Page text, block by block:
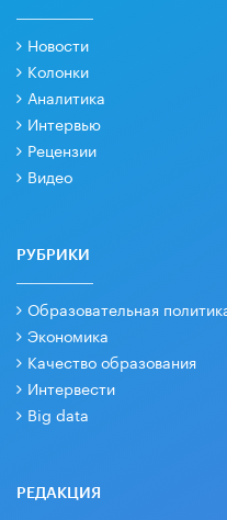
Новости
Колонки
Аналитика
Интервью
Рецензии
Видео
РУБРИКИ
Образовательная
Экономика
Качество образования
Интервести
Big data
РЕДАКЦИЯ